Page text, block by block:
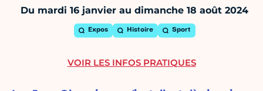
Du mardi 16 janvier au dimanche 18 août 2024
Expos Histoire Sport
VOIR LES INFOS PRATIQUES